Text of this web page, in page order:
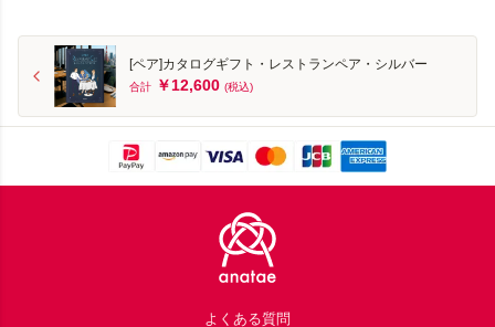
[ペア]カタログギフト・レストランペア・シルバー
合計 ￥12,600 (税込)
よくある質問